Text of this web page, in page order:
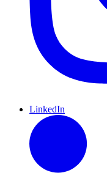
LinkedIn